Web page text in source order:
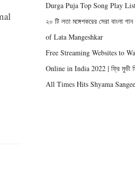
Durga Puja Top Song Play List |
২০ টি লতা মঙ্গেশকরের সেরা বাংলা
of Lata Mangeshkar
Free Streaming Websites to
Online in India 2022 | ফ্রি মুভী
All Times Hits Shyama Sangeet